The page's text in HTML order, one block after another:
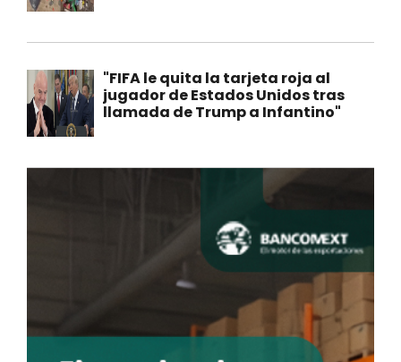
"FIFA le quita la tarjeta roja al
jugador de Estados Unidos tras
llamada de Trump a Infantino"